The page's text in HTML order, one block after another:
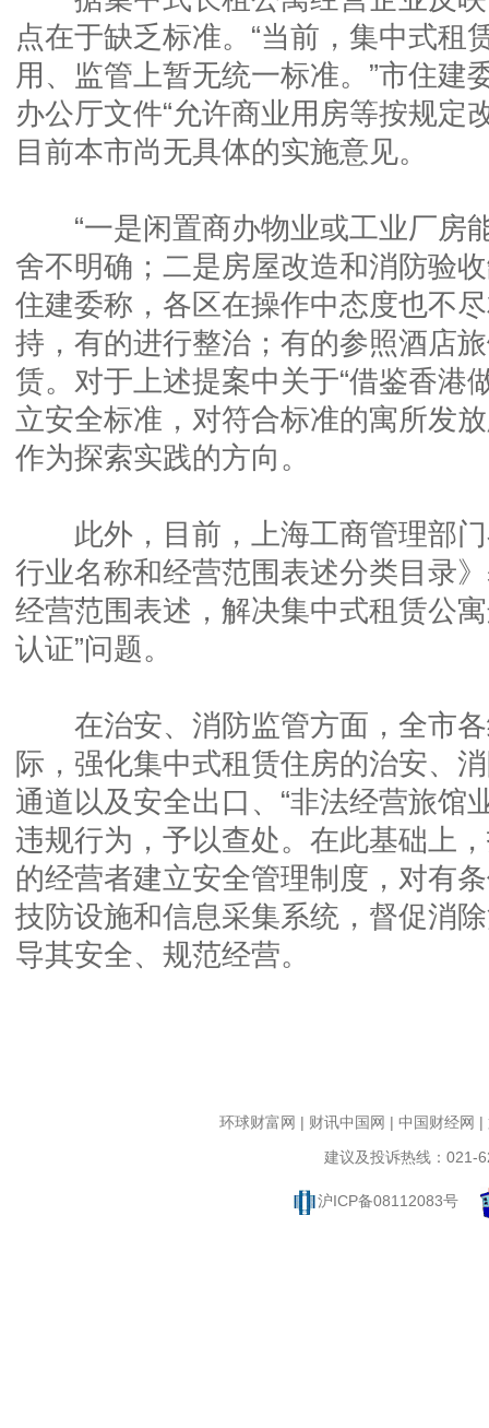
点在于缺乏标准。“当前，集中式租
用、监管上暂无统一标准。”市住建
办公厅文件“允许商业用房等按规定
目前本市尚无具体的实施意见。
“一是闲置商办物业或工业厂房
舍不明确；二是房屋改造和消防验
住建委称，各区在操作中态度也不
持，有的进行整治；有的参照酒店
赁。对于上述提案中关于“借鉴香港
立安全标准，对符合标准的寓所发
作为探索实践的方向。
此外，目前，上海工商管理部门
行业名称和经营范围表述分类目录
经营范围表述，解决集中式租赁公
认证”问题。
在治安、消防监管方面，全市各
际，强化集中式租赁住房的治安、
通道以及安全出口、“非法经营旅馆
违规行为，予以查处。在此基础上
的经营者建立安全管理制度，对有
技防设施和信息采集系统，督促消
导其安全、规范经营。
环球财富网 | 财讯中国网 | 中国财经网 |
建议及投诉热线：021-
沪ICP备08112083号